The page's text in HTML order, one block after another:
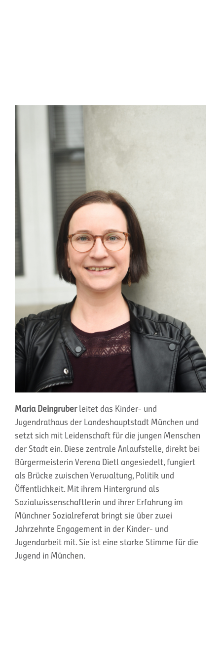
Maria Deingruberleitet das Kinder- und
Jugendrathaus der Landeshauptstadt München und
setzt sich mit Leidenschaft für die jungen Menschen
der Stadt ein. Diese zentrale Anlaufstelle, direkt bei
Bürgermeisterin Verena Dietl angesiedelt, fungiert
als Brücke zwischen Verwaltung, Politik und
Öffentlichkeit. Mit ihrem Hintergrund als
Sozialwissenschaftlerin und ihrer Erfahrung im
Münchner Sozialreferat bringt sie über zwei
Jahrzehnte Engagement in der Kinder- und
Jugendarbeit mit. Sie ist eine starke Stimme für die
Jugend in München.